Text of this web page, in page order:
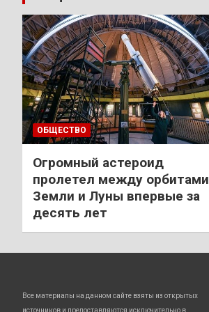
ОБЩЕСТВО
Огромный астероид
пролетел между орбитами
Земли и Луны впервые за
десять лет
Все материалы на данном сайте взяты из открытых
источников и предоставляются исключительно в